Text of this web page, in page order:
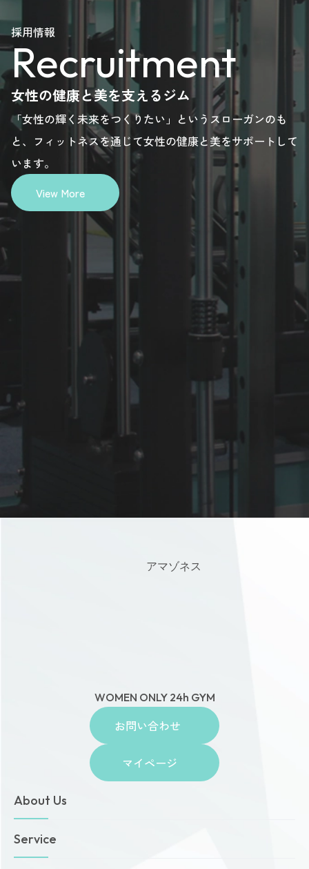
please
here.
please
here.
please
here.
please
here.
採用情報
Recruitment
女性の健康と美を支えるジム
「女性の輝く未来をつくりたい」というスローガンのも
と、フィットネスを通じて女性の健康と美をサポートして
います。
View More
アマゾネス
WOMEN ONLY 24h GYM
お問い合わせ
マイページ
About Us
お知らせ
Service